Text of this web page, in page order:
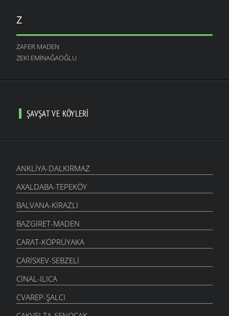
Z
ZAFER MADEN
ZEKI EMINAĞAOĞLU
ŞAVŞAT VE KÖYLERI
ANKLIYA-DALKIRMAZ
AXALDABA-TEPEKÖY
BALVANA-KIRAZLI
BAZGIRET-MADEN
CARAT-KÖPRÜYAKA
CARISXEV-SEBZELI
CINAL-ILICA
CVAREP-ŞALCI